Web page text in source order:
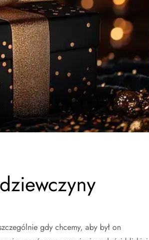
gdy chcemy, aby był on